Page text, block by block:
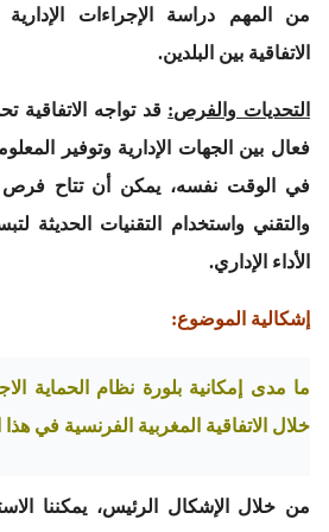
من المهم دراسة الإجراءات الإدارية
الاتفاقية بين البلدين.
التحديات والفرص: قد تواجه
فعال بين الجهات الإدارية وتوفير
في الوقت نفسه، يمكن أن تتاح فرص
والتقني واستخدام التقنيات الحديثة
الأداء الإداري.
إشكالية الموضوع:
ما مدى إمكانية بلورة نظام الحماية
خلال الاتفاقية المغربية الفرنسية في
من خلال الإشكال الرئيس، يمكننا